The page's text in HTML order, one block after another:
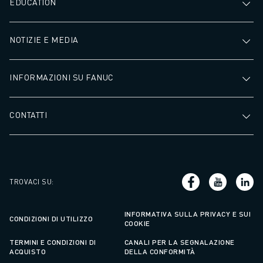
NOTIZIE E MEDIA
INFORMAZIONI SU FANUC
CONTATTI
TROVACI SU:
CONDIZIONI DI UTILIZZO
INFORMATIVA SULLA PRIVACY E SUI
COOKIE
TERMINI E CONDIZIONI DI
ACQUISTO
CANALI PER LA SEGNALAZIONE
DELLA CONFORMITÀ